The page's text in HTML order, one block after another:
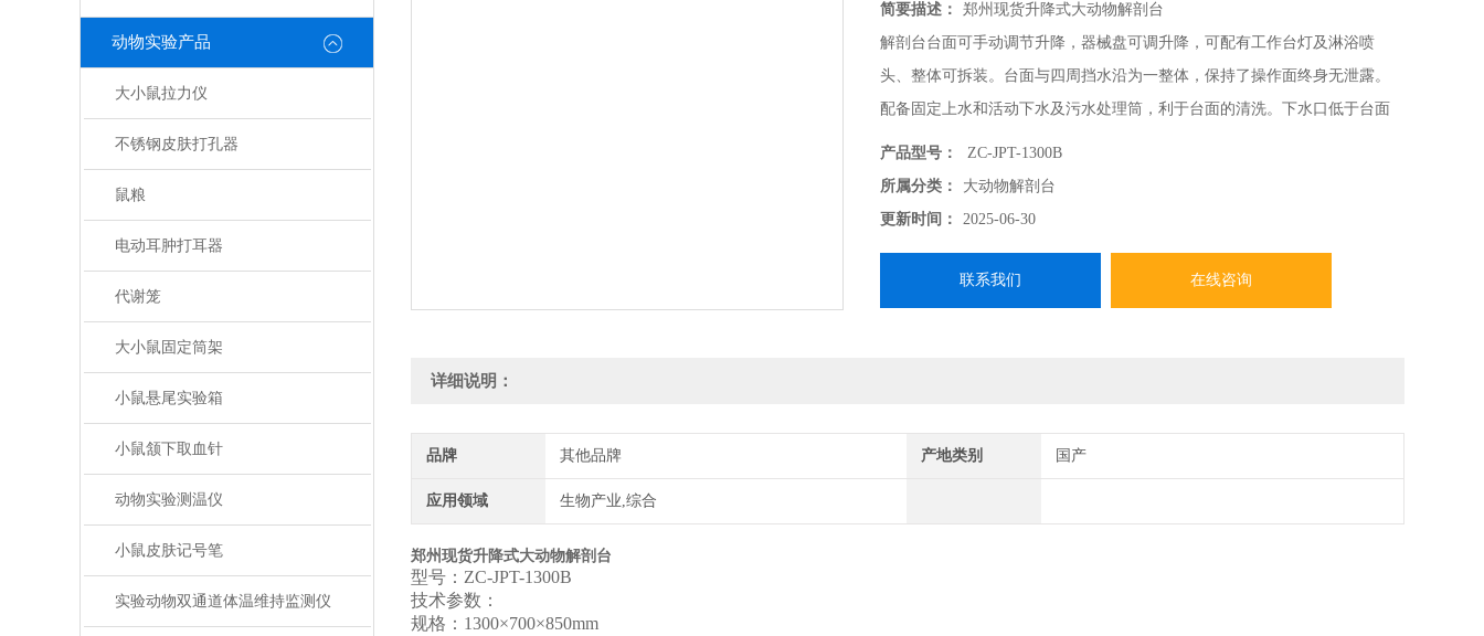
动物实验产品
大小鼠拉力仪
不锈钢皮肤打孔器
鼠粮
电动耳肿打耳器
代谢笼
大小鼠固定筒架
小鼠悬尾实验箱
小鼠颔下取血针
动物实验测温仪
小鼠皮肤记号笔
实验动物双通道体温维持监测仪
简要描述：
郑州现货升降式大动物解剖台
解剖台台面可手动调节升降，器械盘可调升降，可配有工作台灯及淋浴喷
头、整体可拆装。台面与四周挡水沿为一整体，保持了操作面终身无泄露。
配备固定上水和活动下水及污水处理筒，利于台面的清洗。下水口低于台面
水平面，能确保台面污物、污水处理干净。
产品型号：
ZC-JPT-1300B
所属分类：
大动物解剖台
更新时间：
2025-06-30
联系我们 在线咨询
详细说明：
品牌 其他品牌 产地类别 国产
应用领域 生物产业,综合
郑州现货升降式大动物解剖台
型号： ZC-JPT-1300B
技术参数：
规格： 1300×700×850mm